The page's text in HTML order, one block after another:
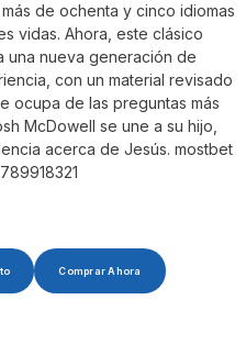
de ochenta y cinco idiomas
vidas. Ahora, este clásico
una nueva generación de
con un material revisado
ocupa de las preguntas más
McDowell se une a su hijo,
acerca de Jesús. mostbet
Comprar Ahora